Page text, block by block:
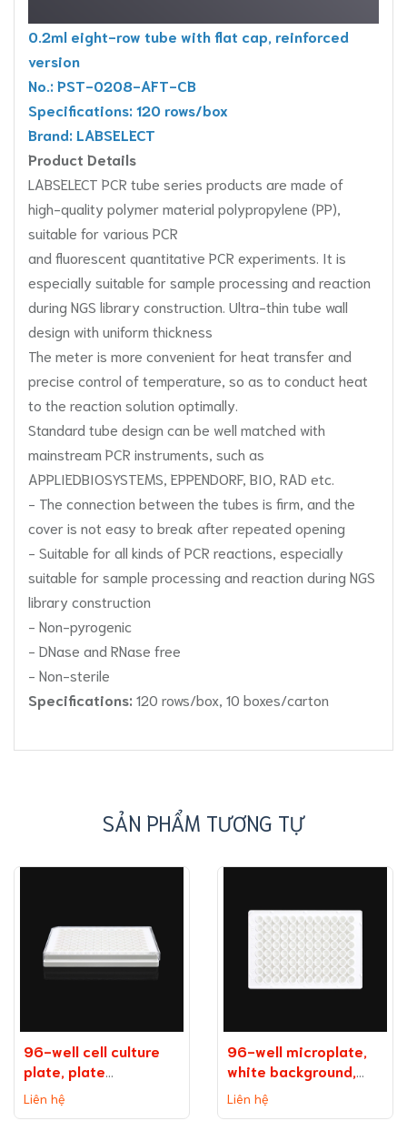
0.2ml eight-row tube with flat cap, reinforced
version
No.: PST-0208-AFT-CB
Specifications: 120 rows/box
Brand: LABSELECT
Product Details
LABSELECT PCR tube series products are made of
high-quality polymer material polypropylene (PP),
suitable for various PCR
and fluorescent quantitative PCR experiments. It is
especially suitable for sample processing and reaction
during NGS library construction. Ultra-thin tube wall
design with uniform thickness
The meter is more convenient for heat transfer and
precise control of temperature, so as to conduct heat
to the reaction solution optimally.
Standard tube design can be well matched with
mainstream PCR instruments, such as
APPLIEDBIOSYSTEMS, EPPENDORF, BIO, RAD etc.
- The connection between the tubes is firm, and the
cover is not easy to break after repeated opening
- Suitable for all kinds of PCR reactions, especially
suitable for sample processing and reaction during NGS
library construction
- Non-pyrogenic
- DNase and RNase free
- Non-sterile
Specifications: 120 rows/box, 10 boxes/carton
SẢN PHẨM TƯƠNG TỰ
96-well cell culture
plate, plate
on background
(without TC
Liên hệ
96-well microplate,
white background,
medium binding
capacity
Liên hệ